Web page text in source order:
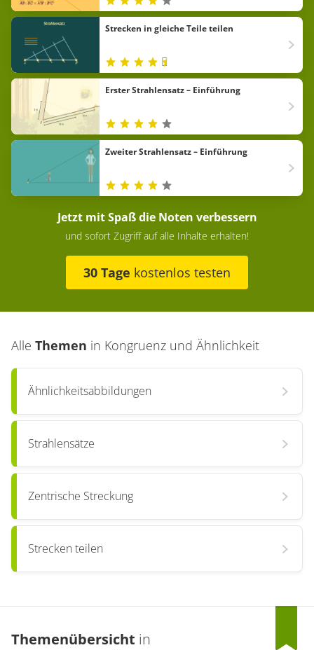
Strecken in gleiche Teile teilen
Erster Strahlensatz – Einführung
Zweiter Strahlensatz – Einführung
Jetzt mit Spaß die Noten verbessern
und sofort Zugriff auf alle Inhalte erhalten!
30 Tage kostenlos testen
Alle Themen in Kongruenz und Ähnlichkeit
Ähnlichkeitsabbildungen
Strahlensätze
Zentrische Streckung
Strecken teilen
Themenübersicht in